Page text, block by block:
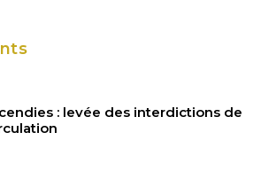
: levée des interdictions de